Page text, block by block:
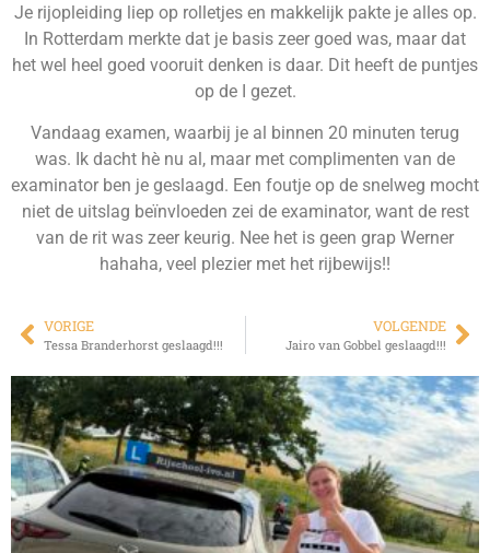
Je rijopleiding liep op rolletjes en makkelijk pakte je alles op.
In Rotterdam merkte dat je basis zeer goed was, maar dat
het wel heel goed vooruit denken is daar. Dit heeft de puntjes
op de I gezet.
Vandaag examen, waarbij je al binnen 20 minuten terug
was. Ik dacht hè nu al, maar met complimenten van de
examinator ben je geslaagd. Een foutje op de snelweg mocht
niet de uitslag beïnvloeden zei de examinator, want de rest
van de rit was zeer keurig. Nee het is geen grap Werner
hahaha, veel plezier met het rijbewijs!!
VORIGE
Tessa Branderhorst geslaagd!!!
VOLGENDE
Jairo van Gobbel geslaagd!!!